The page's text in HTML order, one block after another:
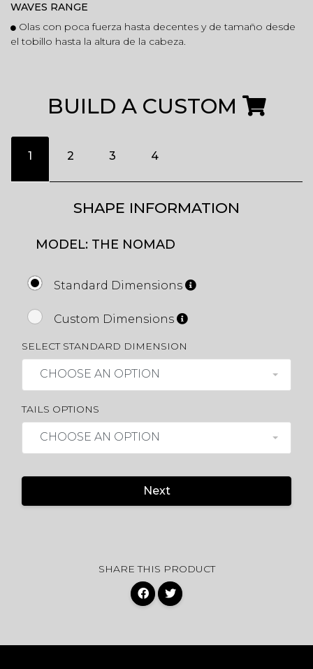
WAVES RANGE
Olas con poca fuerza hasta decentes y de tamaño desde
el tobillo hasta la altura de la cabeza.
BUILD A CUSTOM
1 2 3 4
SHAPE INFORMATION
MODEL: THE NOMAD
Standard Dimensions
Custom Dimensions
SELECT STANDARD DIMENSION
CHOOSE AN OPTION
TAILS OPTIONS
CHOOSE AN OPTION
Next
SHARE THIS PRODUCT